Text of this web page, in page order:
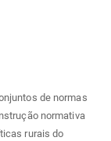
de normas
normativa
rurais do